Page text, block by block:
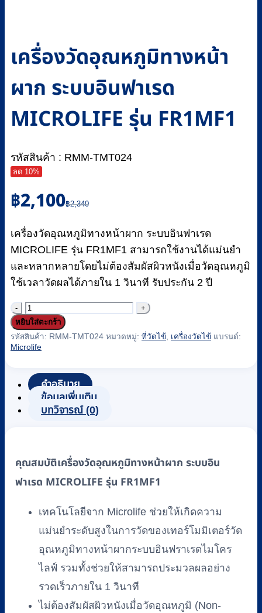
เครื่องวัดอุณหภูมิทางหน้า
ผาก ระบบอินฟาเรด
MICROLIFE รุ่น FR1MF1
รหัสสินค้า : RMM-TMT024
ลด 10%
฿2,340
Original
price
฿2,340.
฿2,100
Current
price
฿2,100.
เครื่องวัดอุณหภูมิทางหน้าผาก ระบบอินฟาเรด
MICROLIFE รุ่น FR1MF1 สามารถใช้งานได้แม่นยำ
และหลากหลายโดยไม่ต้องสัมผัสผิวหนังเมื่อวัดอุณหภูมิ
ใช้เวลาวัดผลได้ภายใน 1 วินาที รับประกัน 2 ปี
จำนวน
เครื่อง
วัด
ทาง
หน้า
ผาก
ฟาเรด
MICROLIFE
รุ่น
ชิ้น
หยิบใส่ตะกร้า
รหัสสินค้า: RMM-TMT024 หมวดหมู่: ที่วัดไข้ เครื่องวัดไข้ แบรนด์:
Microlife
คำอธิบาย
ข้อมูลเพิ่มเติม
บทวิจารณ์ (0)
คุณสมบัติเครื่องวัดอุณหภูมิทางหน้าผาก ระบบอิน
ฟาเรด MICROLIFE รุ่น FR1MF1
เทคโนโลยีจาก Microlife ช่วยให้เกิดความ
แม่นยำระดับสูงในการวัดของเทอร์โมมิเตอร์วัด
อุณหภูมิทางหน้าผากระบบอินฟราเรดไมโคร
ไลฟ์ รวมทั้งช่วยให้สามารถประมวลผลอย่าง
รวดเร็วภายใน 1 วินาที
ไม่ต้องสัมผัสผิวหนังเมื่อวัดอุณหภูมิ (Non-